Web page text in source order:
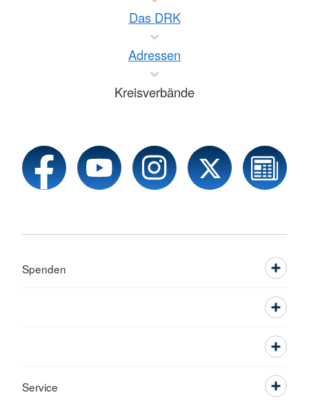
Das DRK
Adressen
Kreisverbände
Spenden
Service